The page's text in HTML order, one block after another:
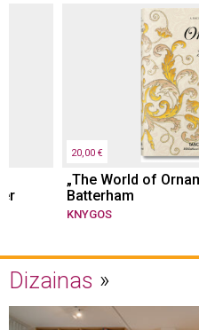
20,00 €
„The World of
Batterham
KNYGOS
Dizainas